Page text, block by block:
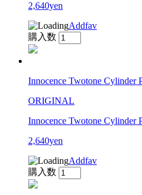
2,640yen
Addfav
購入数
Innocence Twotone Cylinder
ORIGINAL
Innocence Twotone Cylinder
2,640yen
Addfav
購入数